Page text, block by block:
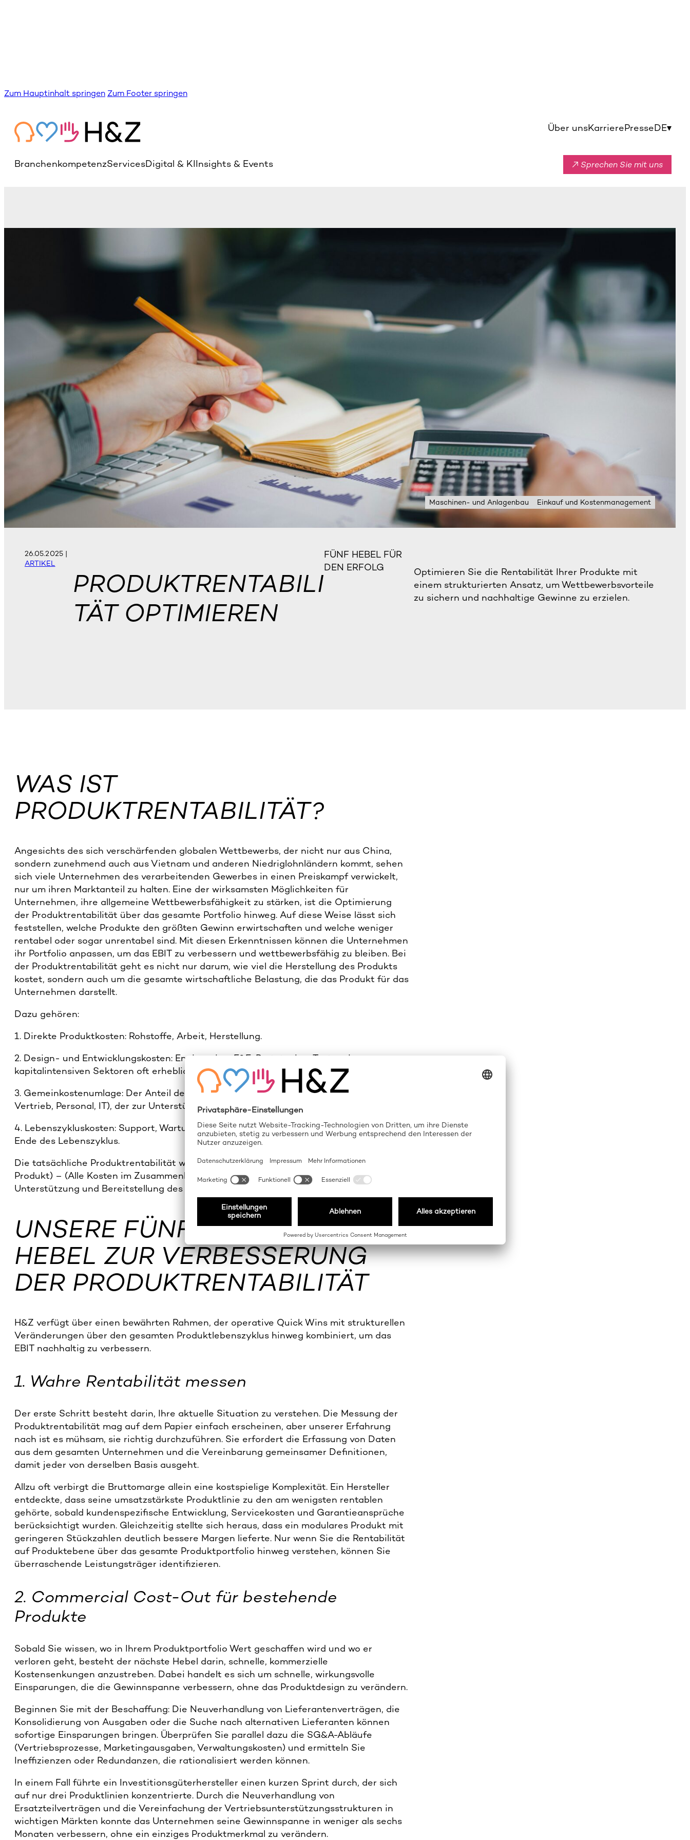
Zum Hauptinhalt springen Zum Footer springen
Über unsKarrierePresseDE▾
BranchenkompetenzServicesDigital & KIInsights & Events ↗ Sprechen Sie mit uns
Maschinen- und Anlagenbau Einkauf und Kostenmanagement
26.05.2025|
ARTIKEL
PRODUKTRENTABILI
TÄT OPTIMIEREN
FÜNF HEBEL FÜR
DEN ERFOLG
Optimieren Sie die Rentabilität Ihrer Produkte mit
einem strukturierten Ansatz, um Wettbewerbsvorteile
zu sichern und nachhaltige Gewinne zu erzielen.
WAS IST
PRODUKTRENTABILITÄT?
Angesichts des sich verschärfenden globalen Wettbewerbs, der nicht nur aus China,
sondern zunehmend auch aus Vietnam und anderen Niedriglohnländern kommt, sehen
sich viele Unternehmen des verarbeitenden Gewerbes in einen Preiskampf verwickelt,
nur um ihren Marktanteil zu halten. Eine der wirksamsten Möglichkeiten für
Unternehmen, ihre allgemeine Wettbewerbsfähigkeit zu stärken, ist die Optimierung
der Produktrentabilität über das gesamte Portfolio hinweg. Auf diese Weise lässt sich
feststellen, welche Produkte den größten Gewinn erwirtschaften und welche weniger
rentabel oder sogar unrentabel sind. Mit diesen Erkenntnissen können die Unternehmen
ihr Portfolio anpassen, um das EBIT zu verbessern und wettbewerbsfähig zu bleiben. Bei
der Produktrentabilität geht es nicht nur darum, wie viel die Herstellung des Produkts
kostet, sondern auch um die gesamte wirtschaftliche Belastung, die das Produkt für das
Unternehmen darstellt.
Dazu gehören:
1. Direkte Produktkosten: Rohstoffe, Arbeit, Herstellung.
2. Design- und Entwicklungskosten: Engineering, F&E, Prototyping, Tests – in
kapitalintensiven Sektoren oft erheblich.
3. Gemeinkostenumlage: Der Anteil der unternehmensweiten Kosten (wie Verwaltung,
Vertrieb, Personal, IT), der zur Unterstützung des Produkts benötigt wird.
4. Lebenszykluskosten: Support, Wartung, Garantien und Entsorgung/Recycling am
Ende des Lebenszyklus.
Die tatsächliche Produktrentabilität wird also wie folgt berechnet:(Einnahmen aus dem
Produkt) – (Alle Kosten im Zusammenhang mit der Herstellung, Entwicklung,
Unterstützung und Bereitstellung des Produkts durch die Unternehmensinfrastruktur).
UNSERE FÜNF WICHTIGSTEN
HEBEL ZUR VERBESSERUNG
DER PRODUKTRENTABILITÄT
H&Z verfügt über einen bewährten Rahmen, der operative Quick Wins mit strukturellen
Veränderungen über den gesamten Produktlebenszyklus hinweg kombiniert, um das
EBIT nachhaltig zu verbessern.
1. Wahre Rentabilität messen
Der erste Schritt besteht darin, Ihre aktuelle Situation zu verstehen. Die Messung der
Produktrentabilität mag auf dem Papier einfach erscheinen, aber unserer Erfahrung
nach ist es mühsam, sie richtig durchzuführen. Sie erfordert die Erfassung von Daten
aus dem gesamten Unternehmen und die Vereinbarung gemeinsamer Definitionen,
damit jeder von derselben Basis ausgeht.
Allzu oft verbirgt die Bruttomarge allein eine kostspielige Komplexität. Ein Hersteller
entdeckte, dass seine umsatzstärkste Produktlinie zu den am wenigsten rentablen
gehörte, sobald kundenspezifische Entwicklung, Servicekosten und Garantieansprüche
berücksichtigt wurden. Gleichzeitig stellte sich heraus, dass ein modulares Produkt mit
geringeren Stückzahlen deutlich bessere Margen lieferte. Nur wenn Sie die Rentabilität
auf Produktebene über das gesamte Produktportfolio hinweg verstehen, können Sie
überraschende Leistungsträger identifizieren.
2. Commercial Cost-Out für bestehende
Produkte
Sobald Sie wissen, wo in Ihrem Produktportfolio Wert geschaffen wird und wo er
verloren geht, besteht der nächste Hebel darin, schnelle, kommerzielle
Kostensenkungen anzustreben. Dabei handelt es sich um schnelle, wirkungsvolle
Einsparungen, die die Gewinnspanne verbessern, ohne das Produktdesign zu verändern.
Beginnen Sie mit der Beschaffung: Die Neuverhandlung von Lieferantenverträgen, die
Konsolidierung von Ausgaben oder die Suche nach alternativen Lieferanten können
sofortige Einsparungen bringen. Überprüfen Sie parallel dazu die SG&A-Abläufe
(Vertriebsprozesse, Marketingausgaben, Verwaltungskosten) und ermitteln Sie
Ineffizienzen oder Redundanzen, die rationalisiert werden können.
In einem Fall führte ein Investitionsgüterhersteller einen kurzen Sprint durch, der sich
auf nur drei Produktlinien konzentrierte. Durch die Neuverhandlung von
Ersatzteilverträgen und die Vereinfachung der Vertriebsunterstützungsstrukturen in
wichtigen Märkten konnte das Unternehmen seine Gewinnspanne in weniger als sechs
Monaten verbessern, ohne ein einziges Produktmerkmal zu verändern.